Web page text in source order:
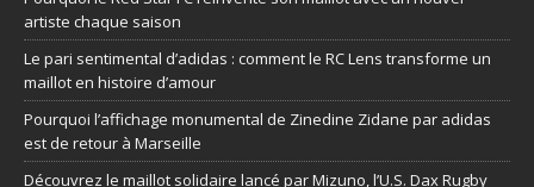
artiste chaque saison
Le pari sentimental d’adidas : comment le RC Lens transforme un
maillot en histoire d’amour
Pourquoi l’affichage monumental de Zinedine Zidane par adidas
est de retour à Marseille
Découvrez le maillot solidaire lancé par Mizuno, l’U.S. Dax Rugby